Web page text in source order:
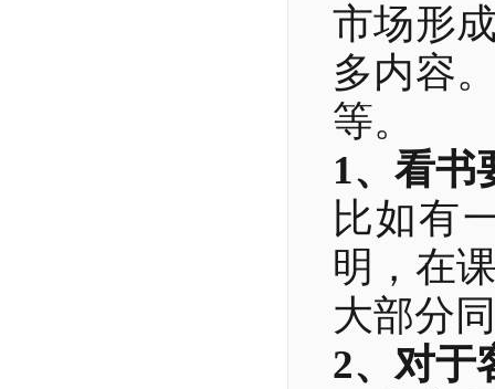
市场形
多内容
等。
1、看书
比如有
明，在
大部分
2、对于